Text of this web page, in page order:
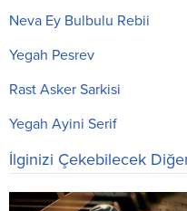
Neva Ey Bulbulu Rebii
Yegah Pesrev
Rast Asker Sarkisi
Yegah Ayini Serif
İlginizi Çekebilecek